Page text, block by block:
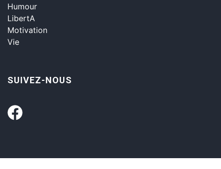
Humour
LibertA
Motivation
Vie
SUIVEZ-NOUS